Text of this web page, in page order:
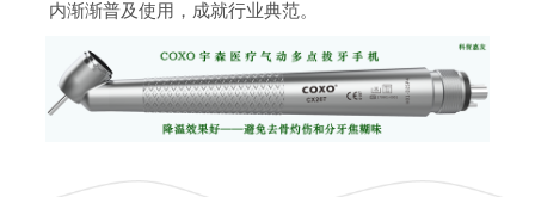
内渐渐普及使用，成就行业典范。